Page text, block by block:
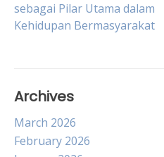
navigation
sebagai Pilar Utama dalam
Kehidupan Bermasyarakat
Archives
March 2026
February 2026